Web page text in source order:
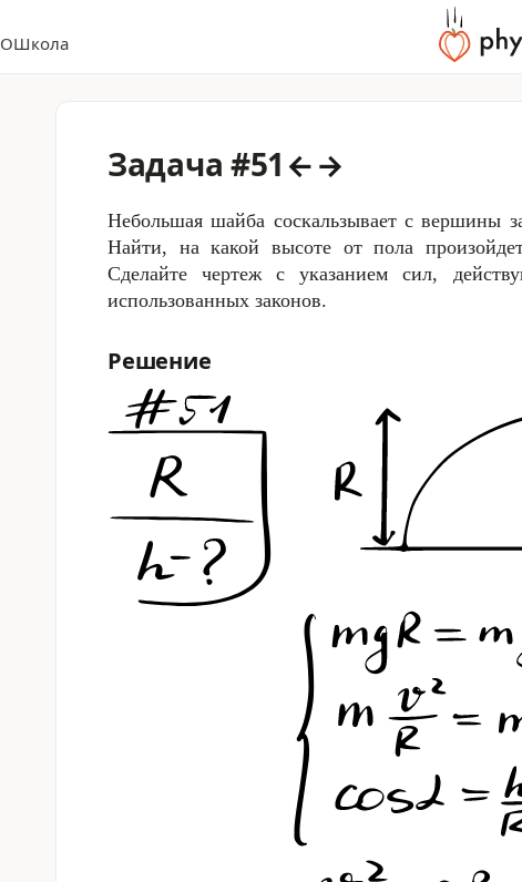
ОШкола
Задача #51←→
Небольшая шайба соскальзывает с вершины
Найти, на какой высоте от пола
Сделайте чертеж с указанием сил,
использованных законов.
Решение